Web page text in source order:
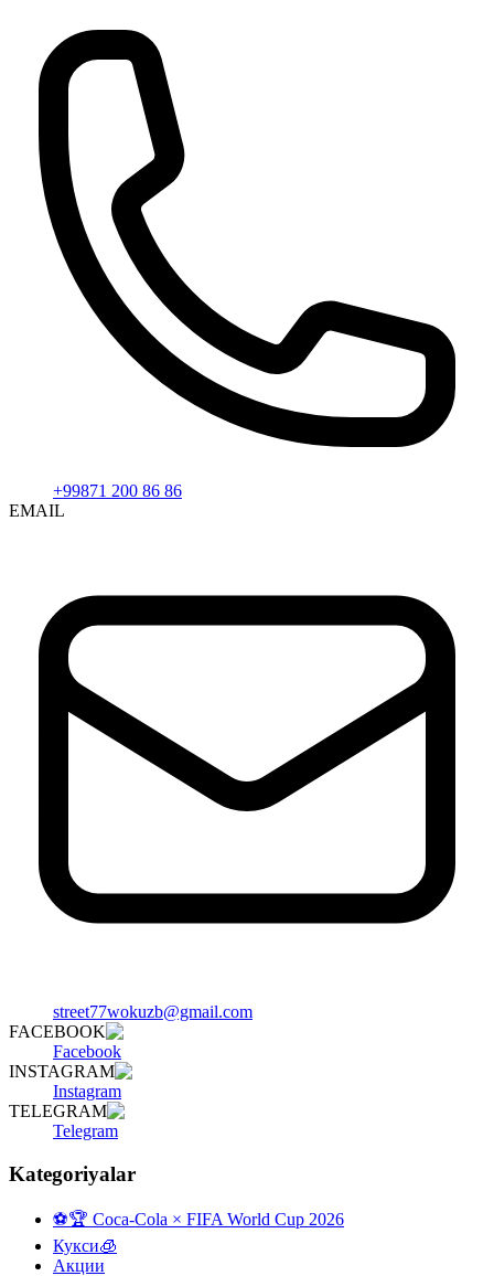
+99871 200 86 86
EMAIL
street77wokuzb@gmail.com
FACEBOOK
Facebook
INSTAGRAM
Instagram
TELEGRAM
Telegram
Kategoriyalar
⚽️🏆 Coca-Cola × FIFA World Cup 2026
Кукси🧊
Акции